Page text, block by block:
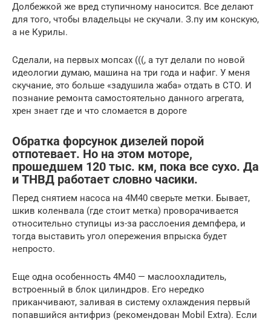
Долбежкой же вред ступичному наносится. Все делают
для того, чтобы владельцы не скучали. З.пу им конскую,
а не Курилы.
Сделали, на первых мопсах (((, а тут делали по новой
идеологии думаю, машина на три года и нафиг. У меня
скучание, это больше «задушила жаба» отдать в СТО. И
познание ремонта самостоятельно данного агрегата,
хрен знает где и что сломается в дороге
Обратка форсунок дизелей порой
отпотевает. Но на этом моторе,
прошедшем 120 тыс. км, пока все сухо. Да
и ТНВД работает словно часики.
Перед снятием насоса на 4М40 сверьте метки. Бывает,
шкив коленвала (где стоит метка) проворачивается
относительно ступицы из-за расслоения демпфера, и
тогда выставить угол опережения впрыска будет
непросто.
Еще одна особенность 4М40 — маслоохладитель,
встроенный в блок цилиндров. Его нередко
приканчивают, заливая в систему охлаждения первый
попавшийся антифриз (рекомендован Mobil Extra). Если